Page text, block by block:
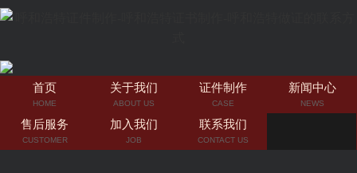
首页
HOME
关于我们
ABOUT US
证件制作
CASE
新闻中心
NEWS
售后服务
CUSTOMER
加入我们
JOB
联系我们
CONTACT US